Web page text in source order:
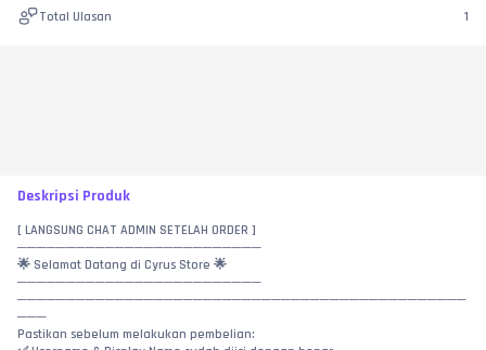
Total Ulasan 1
Deskripsi Produk
[ LANGSUNG CHAT ADMIN SETELAH ORDER ]
─────────────────────────
🌟 Selamat Datang di Cyrus Store 🌟
─────────────────────────
──────────────────────────────────────────────
───
Pastikan sebelum melakukan pembelian: